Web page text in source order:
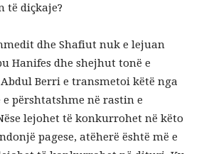
të diçkaje?
dhe Shafiut nuk e lejuan
Hanifes dhe shejhut tonë e
Berri e transmetoi këtë nga
e përshtatshme në rastin e
lejohet të konkurrohet në këto
pagese, atëherë është më e